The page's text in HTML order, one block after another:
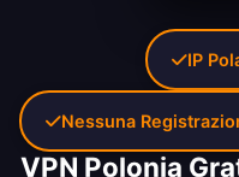
VPN Polonia
IP
Nessuna